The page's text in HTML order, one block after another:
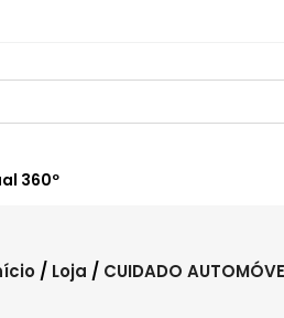
360º
/ Loja / CUIDADO